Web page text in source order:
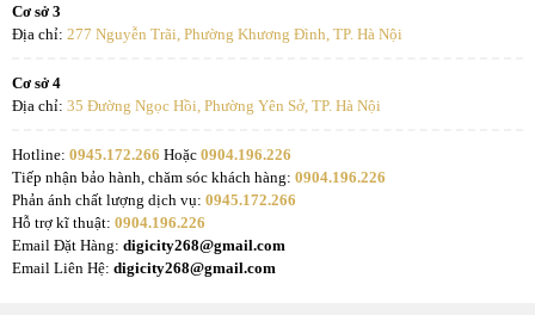
Cơ sở 3
Địa chỉ: 277 Nguyễn Trãi, Phường Khương Đình, TP. Hà Nội
Cơ sở 4
Địa chỉ: 35 Đường Ngọc Hồi, Phường Yên Sở, TP. Hà Nội
Hotline: 0945.172.266 Hoặc 0904.196.226
Tiếp nhận bảo hành, chăm sóc khách hàng: 0904.196.226
Phản ánh chất lượng dịch vụ: 0945.172.266
Hỗ trợ kĩ thuật: 0904.196.226
Email Đặt Hàng: digicity268@gmail.com
Email Liên Hệ: digicity268@gmail.com